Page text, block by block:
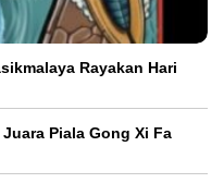
Rayakan Hari
Piala Gong Xi Fa